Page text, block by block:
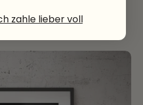
für dich
zahle lieber voll